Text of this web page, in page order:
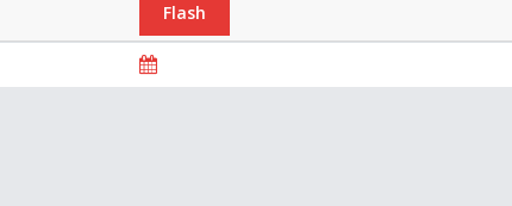
Flash